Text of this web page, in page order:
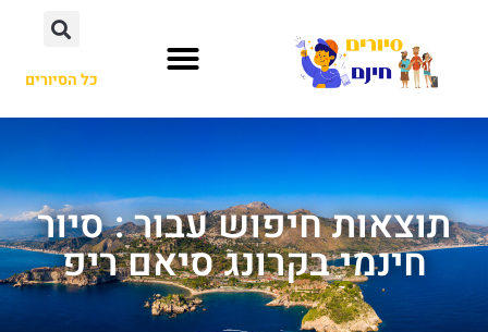
כל הסיורים
תוצאות חיפוש עבור : סיור
חינמי בקרונג סיאם ריפ